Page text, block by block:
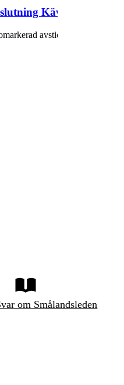
Kävsjö - K1/K2
avstickare på ca 200
om Smålandsleden